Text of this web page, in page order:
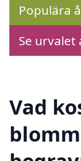
Populära
Se
Vad